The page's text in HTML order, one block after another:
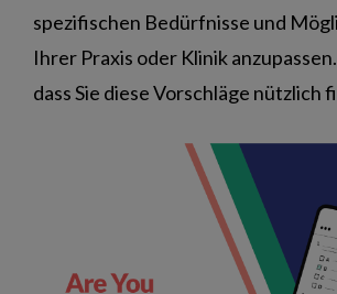
spezifischen Bedürfnisse und
Ihrer Praxis oder Klinik
dass Sie diese Vorschläge nützlich